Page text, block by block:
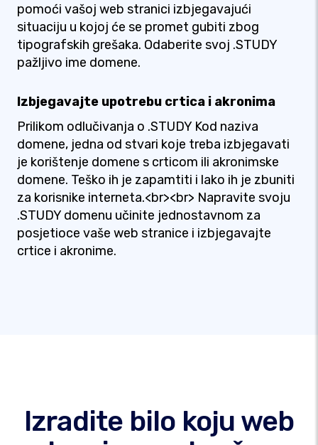
pomoći vašoj web stranici izbjegavajući
situaciju u kojoj će se promet gubiti zbog
tipografskih grešaka. Odaberite svoj .STUDY
pažljivo ime domene.
Izbjegavajte upotrebu crtica i akronima
Prilikom odlučivanja o .STUDY Kod naziva
domene, jedna od stvari koje treba izbjegavati
je korištenje domene s crticom ili akronimske
domene. Teško ih je zapamtiti i lako ih je zbuniti
za korisnike interneta.<br><br> Napravite svoju
.STUDY domenu učinite jednostavnom za
posjetioce vaše web stranice i izbjegavajte
crtice i akronime.
Izradite bilo koju web